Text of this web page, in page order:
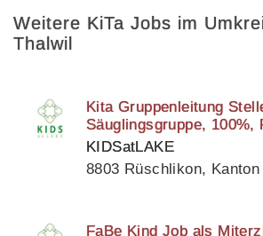
Weitere KiTa Jobs im
Thalwil
Kita Gruppenleitung
Säuglingsgruppe, 100%,
KIDSatLAKE
8803 Rüschlikon,
FaBe Kind Job als